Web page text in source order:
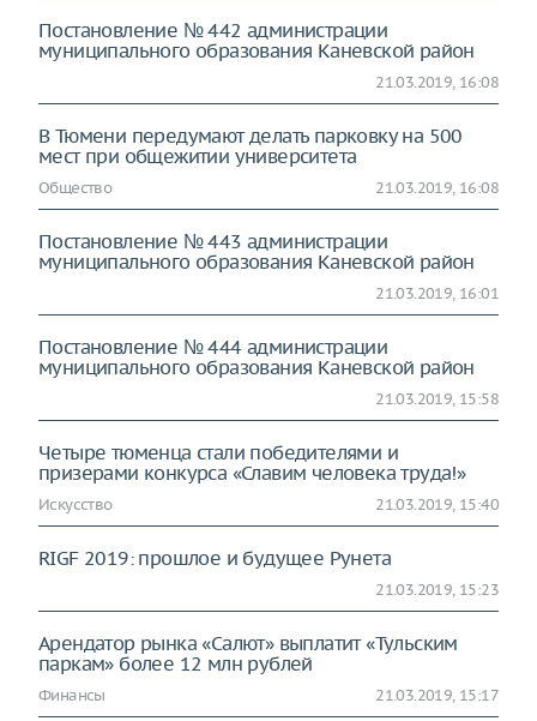
Постановление № 442 администрации
муниципального образования Каневской район
21.03.2019, 16:08
В Тюмени передумают делать парковку на 500
мест при общежитии университета
Общество 21.03.2019, 16:08
Постановление № 443 администрации
муниципального образования Каневской район
21.03.2019, 16:01
Постановление № 444 администрации
муниципального образования Каневской район
21.03.2019, 15:58
Четыре тюменца стали победителями и
призерами конкурса «Славим человека труда!»
Искусство 21.03.2019, 15:40
RIGF 2019: прошлое и будущее Рунета
21.03.2019, 15:23
Арендатор рынка «Салют» выплатит «Тульским
паркам» более 12 млн рублей
Финансы 21.03.2019, 15:17